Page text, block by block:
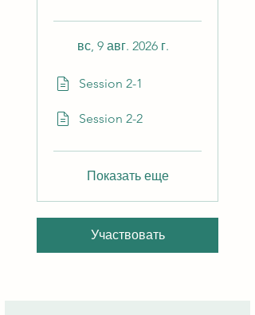
вс, 9 авг. 2026 г.
Session 2-1
Session 2-2
Показать еще
Участвовать